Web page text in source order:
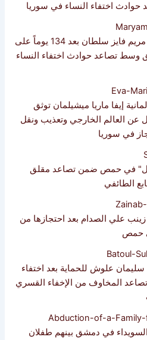
اختفاء النساء في سوريا
الإفراج عن القاصر مريم فايز سلطان بعد 134 يوماً على
وسط تصاعد حوادث اختفاء النساء
إيفا ماريا ميشيلمان توثق
عن العالم الخارجي وتعذيب ونقل
في سوريا
في حمص ضمن تصاعد مقلق
الطائفي
زينب علي الصدام بعد احتجازها من
حمص
سليمان علوش للحماية بعد اختفاء
وتصاعد المخاوف من الإخفاء القسري
في دمشق بينهم طفلان